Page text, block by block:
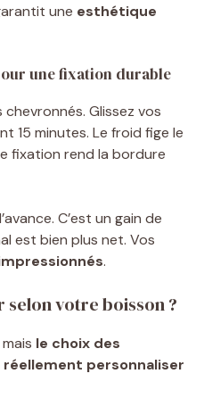
une esthétique
une fixation durable
Glissez vos
15 minutes. Le froid fige le
fixation rend la bordure
C’est un gain de
est bien plus net. Vos
.
votre boisson ?
le choix des
personnaliser